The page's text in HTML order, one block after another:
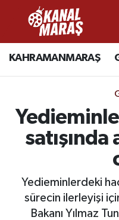
KAHRAMANMARAŞ
satışında
Yedieminlerdeki
sürecin ilerleyişi
Bakanı Yılmaz
CANLI YAYIN
GÜNCEL
SPOR
EKONOMİ
Kahramanmaraş
Kahramanmaraş
Kahramanmaraş
Kahramanmaraş
Süper Lig Puan
Tüm Manşetler